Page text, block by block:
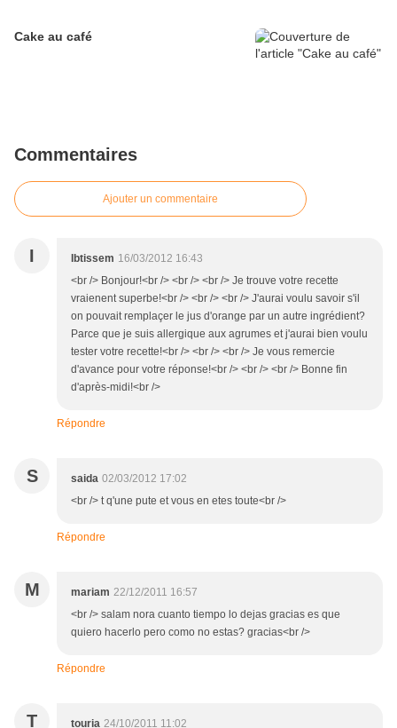
Cake au café
Commentaires
Ajouter un commentaire
I Ibtissem 16/03/2012 16:43
<br /> Bonjour!<br /> <br /> <br /> Je trouve votre recette
vraienent superbe!<br /> <br /> <br /> J'aurai voulu savoir s'il
on pouvait remplaçer le jus d'orange par un autre ingrédient?
Parce que je suis allergique aux agrumes et j'aurai bien voulu
tester votre recette!<br /> <br /> <br /> Je vous remercie
d'avance pour votre réponse!<br /> <br /> <br /> Bonne fin
d'après-midi!<br />
Répondre
S saida 02/03/2012 17:02
<br /> t q'une pute et vous en etes toute<br />
Répondre
M mariam 22/12/2011 16:57
<br /> salam nora cuanto tiempo lo dejas gracias es que
quiero hacerlo pero como no estas? gracias<br />
Répondre
T touria 24/10/2011 11:02